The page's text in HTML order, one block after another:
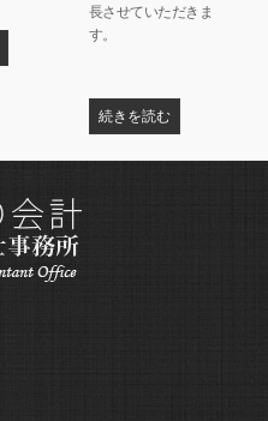
長させていただきま
す。
続きを読む